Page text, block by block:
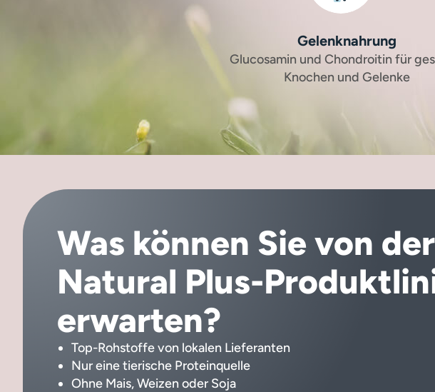
Gelenknahrung
Glucosamin und Chondroitin für
Knochen und Gelenke
Was können Sie von der
Natural Plus-
erwarten?
Top-Rohstoffe von lokalen Lieferanten
Nur eine tierische Proteinquelle
Ohne Mais, Weizen oder Soja